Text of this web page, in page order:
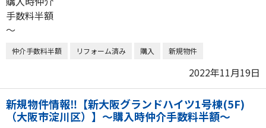
仲介手数料半額 リフォーム済み 購入 新規物件
2022年11月19日
新規物件情報‼【新大阪グランドハイツ1号棟(5F)
（大阪市淀川区）】～購入時仲介手数料半額～